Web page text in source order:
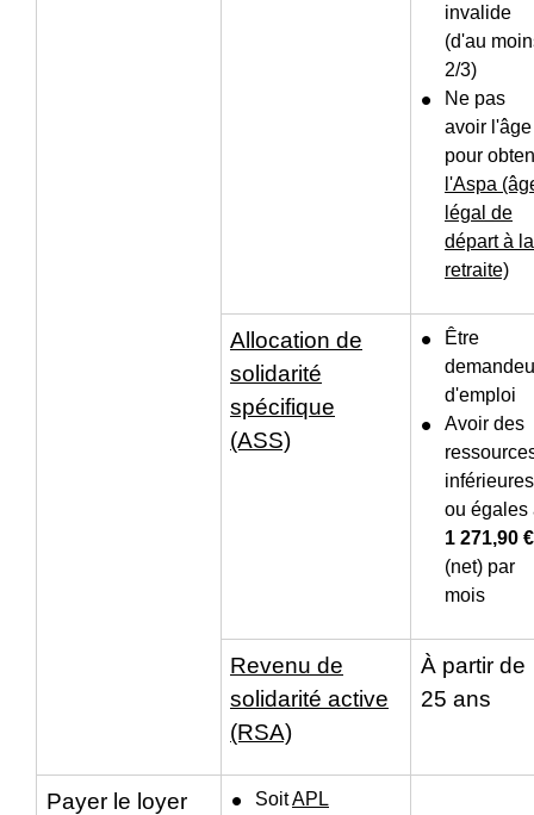
invalide
(d'au
2/3)
Ne pas
avoir l'âge
pour
l'Aspa
légal de
départ à la
retraite)
Allocation de
solidarité
spécifique
(ASS)
Être
d'emploi
Avoir des
inférieures
ou égales
1 271,90 €
(net) par
mois
Revenu de
solidarité active
(RSA)
À partir de
25 ans
Payer le loyer SoitAPL